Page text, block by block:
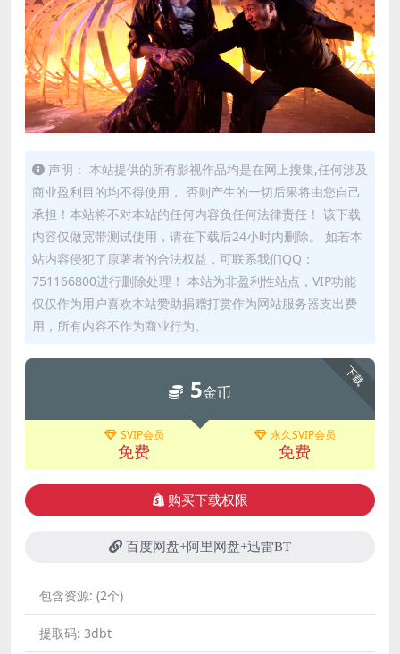
声明： 本站提供的所有影视作品均是在网上搜集,任何涉及
商业盈利目的均不得使用， 否则产生的一切后果将由您自己
承担！本站将不对本站的任何内容负任何法律责任！ 该下载
内容仅做宽带测试使用，请在下载后24小时内删除。 如若本
站内容侵犯了原著者的合法权益，可联系我们QQ：
751166800进行删除处理！ 本站为非盈利性站点，VIP功能
仅仅作为用户喜欢本站赞助捐赠打赏作为网站服务器支出费
用，所有内容不作为商业行为。
下载
5金币
SVIP会员
免费
永久SVIP会员
免费
购买下载权限
百度网盘+阿里网盘+迅雷BT
包含资源: (2个)
提取码: 3dbt